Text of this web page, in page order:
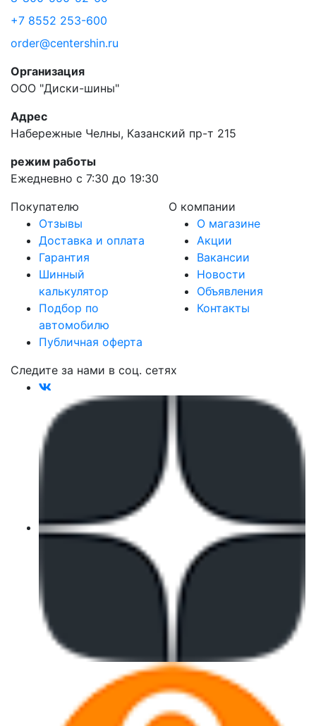
+7 8552 253-600
order@centershin.ru
Организация
ООО "Диски-шины"
Адрес
Набережные Челны, Казанский пр-т 215
режим работы
Ежедневно с 7:30 до 19:30
Покупателю
Отзывы
Доставка и оплата
Гарантия
Шинный
калькулятор
Подбор по
автомобилю
Публичная оферта
О компании
О магазине
Акции
Вакансии
Новости
Объявления
Контакты
Следите за нами в соц. сетях